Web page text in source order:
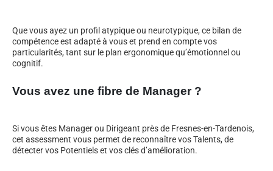
Que vous ayez un profil atypique ou neurotypique, ce bilan de
compétence est adapté à vous et prend en compte vos
particularités, tant sur le plan ergonomique qu’émotionnel ou
cognitif.
Vous avez une fibre de Manager ?
Si vous êtes Manager ou Dirigeant près de Fresnes-en-Tardenois,
cet assessment vous permet de reconnaître vos Talents, de
détecter vos Potentiels et vos clés d’amélioration.